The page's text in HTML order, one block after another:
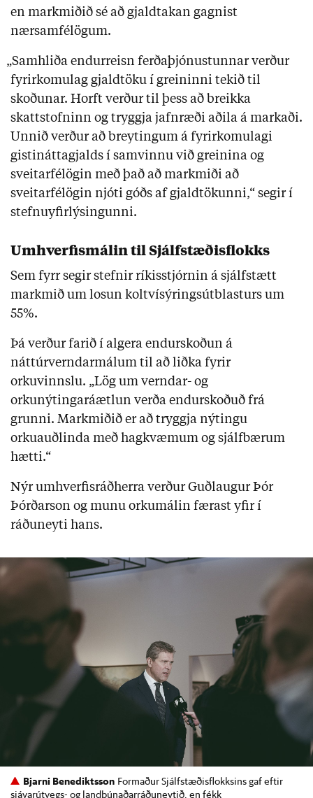
en markmiðið sé að gjaldtakan gagnist
nærsamfélögum.
„Samhliða endurreisn ferðaþjónustunnar verður
fyrirkomulag gjaldtöku í greininni tekið til
skoðunar. Horft verður til þess að breikka
skattstofninn og tryggja jafnræði aðila á markaði.
Unnið verður að breytingum á fyrirkomulagi
gistináttagjalds í samvinnu við greinina og
sveitarfélögin með það að markmiði að
sveitarfélögin njóti góðs af gjaldtökunni,“ segir í
stefnuyfirlýsingunni.
Umhverfismálin til Sjálfstæðisflokks
Sem fyrr segir stefnir ríkisstjórnin á sjálfstætt
markmið um losun koltvísýringsútblasturs um
55%.
Þá verður farið í algera endurskoðun á
náttúrverndarmálum til að liðka fyrir
orkuvinnslu. „Lög um verndar- og
orkunýtingaráætlun verða endurskoðuð frá
grunni. Markmiðið er að tryggja nýtingu
orkuauðlinda með hagkvæmum og sjálfbærum
hætti.“
Nýr umhverfisráðherra verður Guðlaugur Þór
Þórðarson og munu orkumálin færast yfir í
ráðuneyti hans.
Bjarni Benediktsson Formaður Sjálfstæðisflokksins gaf eftir
sjávarútvegs- og landbúnaðarráðuneytið, en fékk